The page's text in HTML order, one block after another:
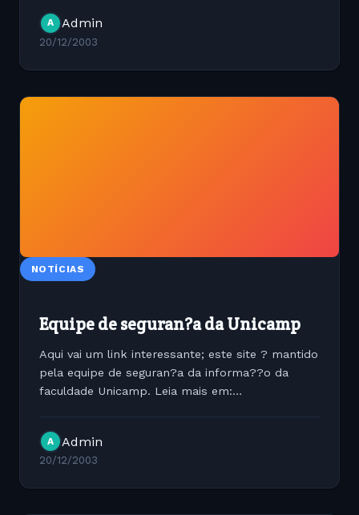
A Admin
20/12/2003
NOTÍCIAS
Equipe de seguran?a da Unicamp
Aqui vai um link interessante; este site ? mantido
pela equipe de seguran?a da informa??o da
faculdade Unicamp. Leia mais em:
A Admin
20/12/2003